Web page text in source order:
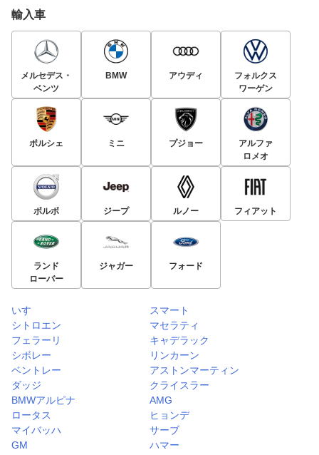
輸入車
メルセデス・
ベンツ
BMW アウディ
フォルクス
ワーゲン
ポルシェ ミニ プジョー
アルファ
ロメオ
ボルボ ジープ ルノー フィアット
ランド
ローバー
ジャガー フォード
いすゞ
スマート
シトロエン
マセラティ
フェラーリ
キャデラック
シボレー
リンカーン
ベントレー
アストンマーティン
ダッジ
クライスラー
BMWアルピナ
AMG
ロータス
ヒョンデ
マイバッハ
サーブ
GM
ハマー